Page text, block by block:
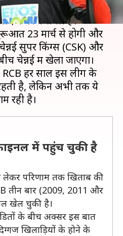
चैलेंजर्स बैंगलोर (RCB)
कमर कस ली है।
23 मार्च से होगी और
सुपर किंग्स (CSK) और
चेन्नई में खेला जाएगा।
हर साल इस लीग के
रहती है, लेकिन अभी तक ये
में पहुंच चुकी है
लेकर परिणाम तक खिताब की
तीन बार (2009, 2011 और
खेल चुकी है।
के बीच अक्सर इस बात
खिलाड़ियों के होने के